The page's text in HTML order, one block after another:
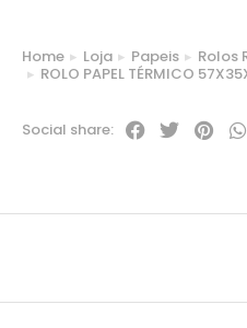
You are here:
Home Loja Papeis
Rolos
ROLO PAPEL TÉRMICO
Social share: